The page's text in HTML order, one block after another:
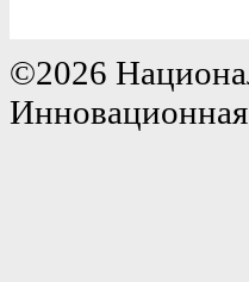
©2026